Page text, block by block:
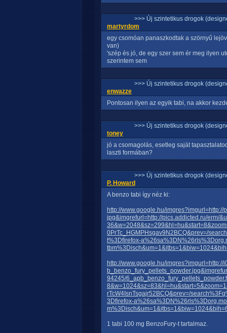
>>> Új szintetikus drogok
martyrdom
egy csomóan panaszkodtak a szörnyű
van)
'szép és jó, de egy szer sem ér meg ilyen
szerintem sem
>>> Új szintetikus drogok
enwazze
Pontosan ilyen az egyik tabi, na akkor
>>> Új szintetikus drogok
toney
jó a csomagolás, esetleg saját
laszti formában?
>>> Új szintetikus drogok
P. Howard
A benzo tabi így néz ki:
http://www.google.hu/
jpg&imgrefurl=http://pics.addicted.ru/erm/
0PrTc_HGMPHsgav9N2BCQ&prev=/
t%3Dfirefox-
http://www.google.hu/
94245/
rTcW4IsnTsgajr52BCQ&prev=/
3Dfirefox-
1 tabi 100 mg BenzoFury-t tartalmaz.